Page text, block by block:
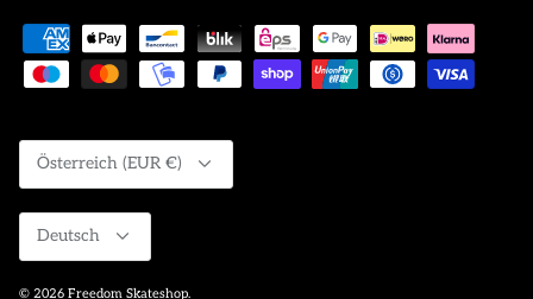
Währung
Österreich (EUR €)
Sprache
Deutsch
© 2026 Freedom Skateshop.